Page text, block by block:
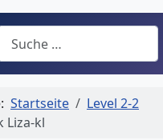
Startseite
Level 2-2
Liza-kl